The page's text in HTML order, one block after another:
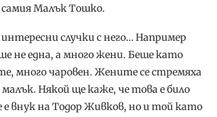
Малък Тошко.
случки с него… Например
не една, а много жени. Беше като
много чаровен. Жените се стремяха
Някой ще каже, че това е било
е внук на Тодор Живков, но и той като